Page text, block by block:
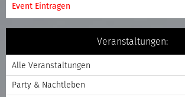
Event Eintragen
Veranstaltungen:
Alle Veranstaltungen
Party & Nachtleben